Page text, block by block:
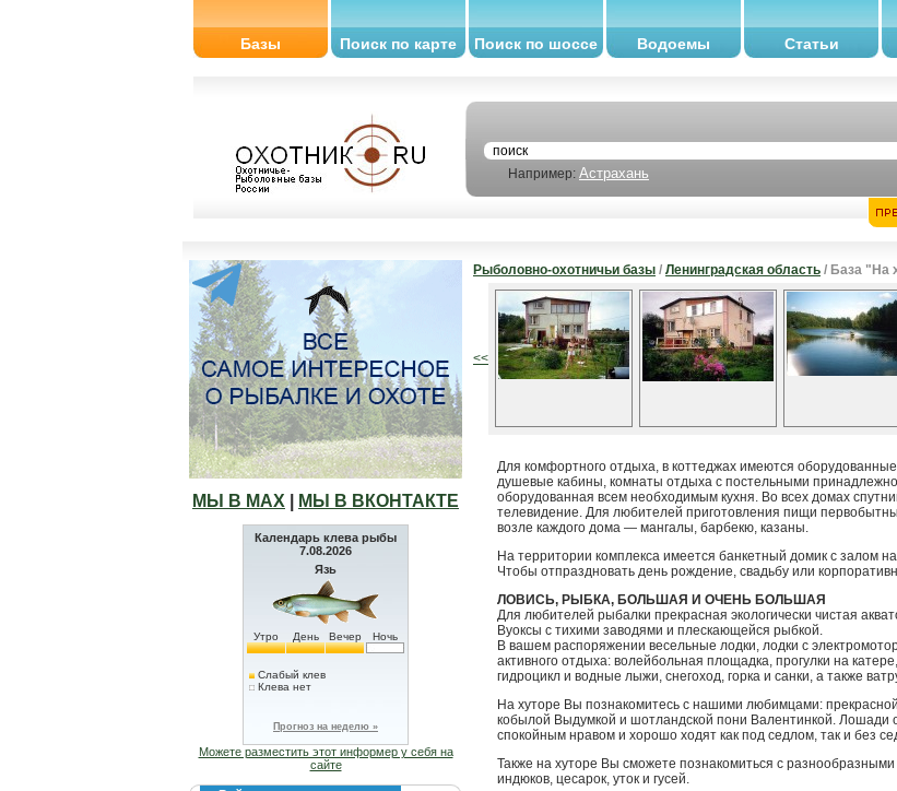
Базы Поиск по карте Поиск по шоссе Водоемы Статьи
Например: Астрахань
МЫ В МАХ МЫ В ВКОНТАКТЕ
Календарь клева рыбы
7.08.2026
Язь
Утро День Вечер Ночь
Слабый клев
Клева нет
Прогноз на неделю »
Можете разместить этот информер у себя на
сайте
Рыболовно-охотничьи базы / Ленинградская область / База "На
<<
Для комфортного отдыха, в коттеджах имеются
душевые кабины, комнаты отдыха с постельными
оборудованная всем необходимым кухня. Во всех домах
телевидение. Для любителей приготовления пищи
возле каждого дома — мангалы, барбекю, казаны.
На территории комплекса имеется банкетный домик с залом
Чтобы отпраздновать день рождение, свадьбу или
ЛОВИСЬ, РЫБКА, БОЛЬШАЯ И ОЧЕНЬ БОЛЬШАЯ
Для любителей рыбалки прекрасная экологически чистая
Вуоксы с тихими заводями и плескающейся рыбкой.
В вашем распоряжении весельные лодки, лодки с
активного отдыха: волейбольная площадка, прогулки на
гидроцикл и водные лыжи, снегоход, горка и санки, а также
На хуторе Вы познакомитесь с нашими любимцами:
кобылой Выдумкой и шотландской пони Валентинкой. Лошади
спокойным нравом и хорошо ходят как под седлом, так и без
Также на хуторе Вы сможете познакомиться с
индюков, цесарок, уток и гусей.